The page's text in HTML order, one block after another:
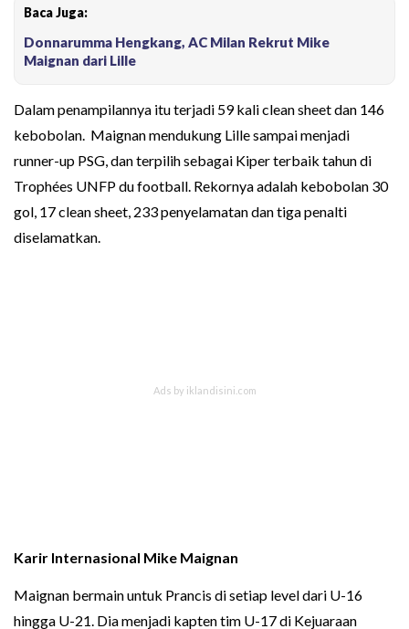
Baca Juga:
Donnarumma Hengkang, AC Milan Rekrut Mike
Maignan dari Lille
Dalam penampilannya itu terjadi 59 kali clean sheet dan 146
kebobolan. Maignan mendukung Lille sampai menjadi
runner-up PSG, dan terpilih sebagai Kiper terbaik tahun di
Trophées UNFP du football. Rekornya adalah kebobolan 30
gol, 17 clean sheet, 233 penyelamatan dan tiga penalti
diselamatkan.
Karir Internasional Mike Maignan
Maignan bermain untuk Prancis di setiap level dari U-16
hingga U-21. Dia menjadi kapten tim U-17 di Kejuaraan